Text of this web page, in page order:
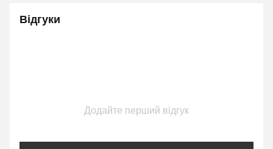
Відгуки
Додайте перший відгук